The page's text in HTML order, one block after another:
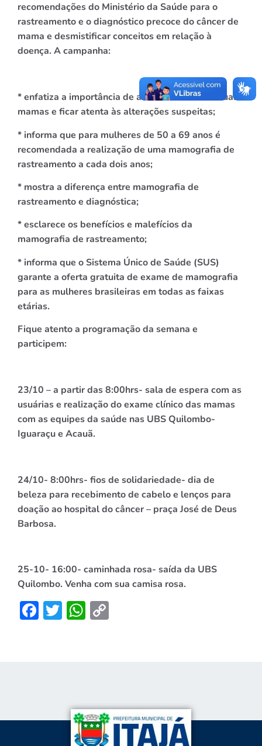
recomendações do Ministério da Saúde para o
rastreamento e o diagnóstico precoce do câncer de
mama e desmistificar conceitos em relação à
doença. A campanha:
* enfatiza a importância de a mulher conhecer suas
mamas e ficar atenta às alterações suspeitas;
* informa que para mulheres de 50 a 69 anos é
recomendada a realização de uma mamografia de
rastreamento a cada dois anos;
* mostra a diferença entre mamografia de
rastreamento e diagnóstica;
* esclarece os benefícios e malefícios da
mamografia de rastreamento;
* informa que o Sistema Único de Saúde (SUS)
garante a oferta gratuita de exame de mamografia
para as mulheres brasileiras em todas as faixas
etárias.
Fique atento a programação da semana e
participem:
23/10 – a partir das 8:00hrs- sala de espera com as
usuárias e realização do exame clínico das mamas
com as equipes da saúde nas UBS Quilombo-
Iguaraçu e Acauã.
24/10- 8:00hrs- fios de solidariedade- dia de
beleza para recebimento de cabelo e lenços para
doação ao hospital do câncer – praça José de Deus
Barbosa.
25-10- 16:00- caminhada rosa- saída da UBS
Quilombo. Venha com sua camisa rosa.
Facebook
TwitterWhatsApp